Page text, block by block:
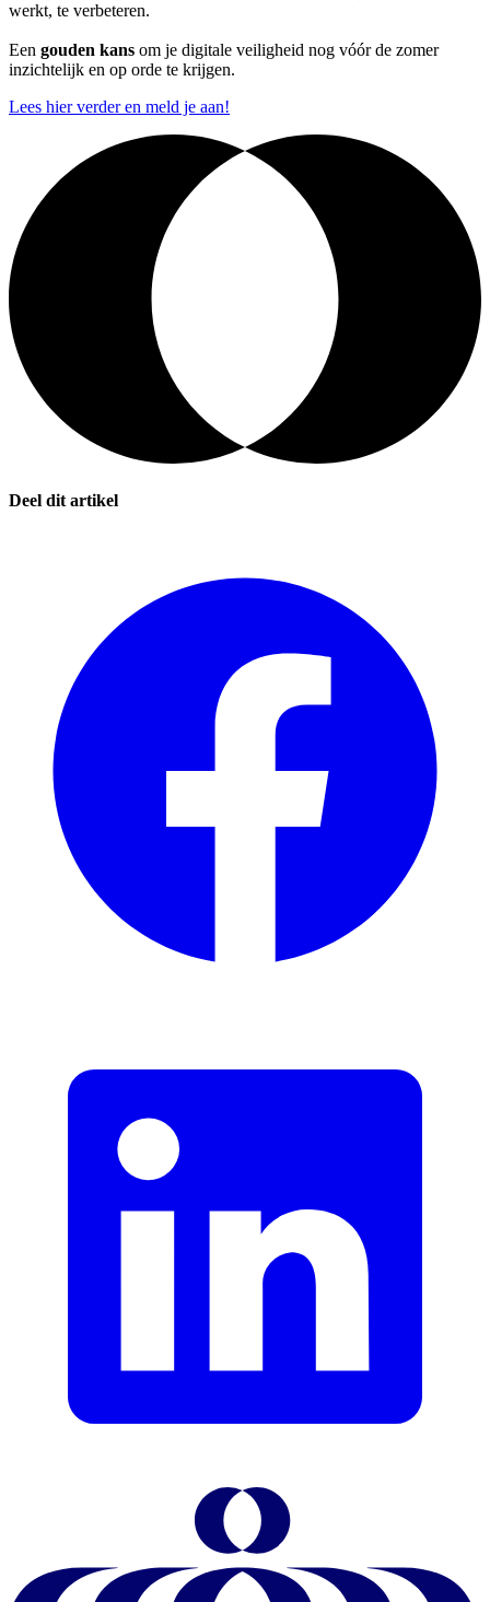
werkt, te verbeteren.
Een gouden kans om je digitale veiligheid nog vóór de zomer
inzichtelijk en op orde te krijgen.
Lees hier verder en meld je aan!
Deel dit artikel